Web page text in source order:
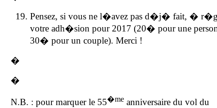
Pensez, si vous ne l�avez pas d�j� fait, �
votre adh�sion pour 2017 (20� pour une
30� pour un couple). Merci !
�
�
N.B. : pour marquer le 55�me anniversaire du vol du